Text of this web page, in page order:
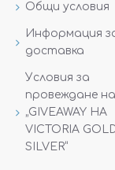
Общи условия
Информация
доставка
Условия за
провеждане
„GIVEAWAY НА
VICTORIA
SILVER“